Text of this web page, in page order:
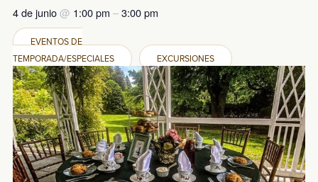
4 de junio@ 1:00 pm –3:00 pm
EVENTOS DE
TEMPORADA/ESPECIALES
EXCURSIONES